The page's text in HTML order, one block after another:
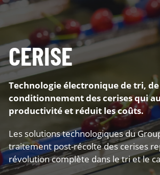
CERISE
Technologie électronique de tri,
conditionnement des cerises qui
productivité et réduit les coûts.
Les solutions technologiques du
traitement post-récolte des cerises
révolution complète dans le tri et le